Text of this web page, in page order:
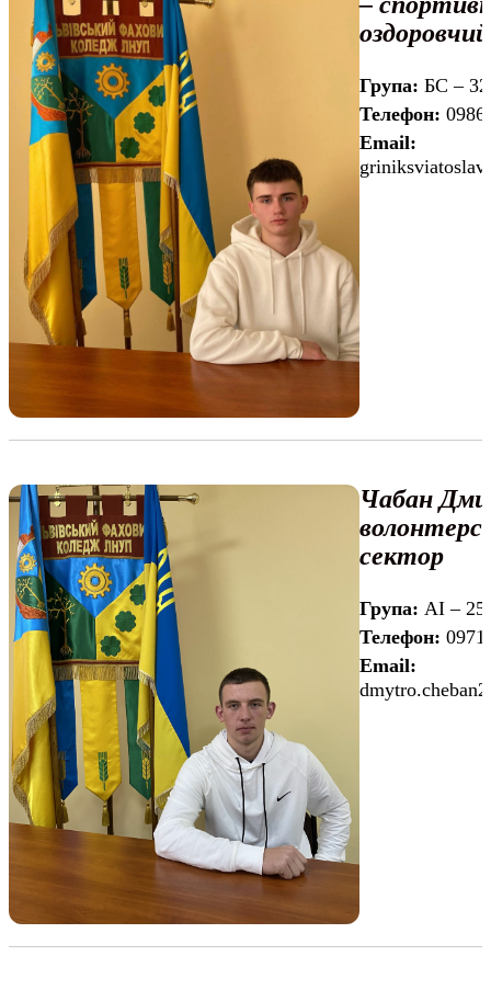
Група: БС –
Телефон:
Email:
Чабан
сектор
Група: АІ –
Телефон:
Email: